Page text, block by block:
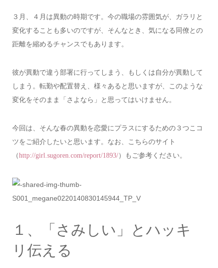
３月、４月は異動の時期です。今の職場の雰囲気が、ガラリと
変化することも多いのですが、そんなとき、気になる同僚との
距離を縮めるチャンスでもあります。
彼が異動で違う部署に行ってしまう、もしくは自分が異動して
しまう。転勤や配置替え、様々あると思いますが、このような
変化をそのまま「さよなら」と思ってはいけません。
今回は、そんな春の異動を恋愛にプラスにするための３つこコ
ツをご紹介したいと思います。なお、こちらのサイト
（http://girl.sugoren.com/report/1893/）もご参考ください。
１、「さみしい」とハッキ
リ伝える